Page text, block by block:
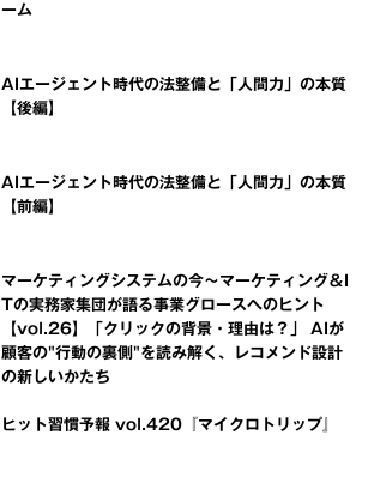
ーム
AIエージェント時代の法整備と「人間力」の本質
【後編】
AIエージェント時代の法整備と「人間力」の本質
【前編】
マーケティングシステムの今～マーケティング＆I
Tの実務家集団が語る事業グロースへのヒント
【vol.26】「クリックの背景・理由は？」 AIが
顧客の"行動の裏側"を読み解く、レコメンド設計
の新しいかたち
ヒット習慣予報 vol.420『マイクロトリップ』